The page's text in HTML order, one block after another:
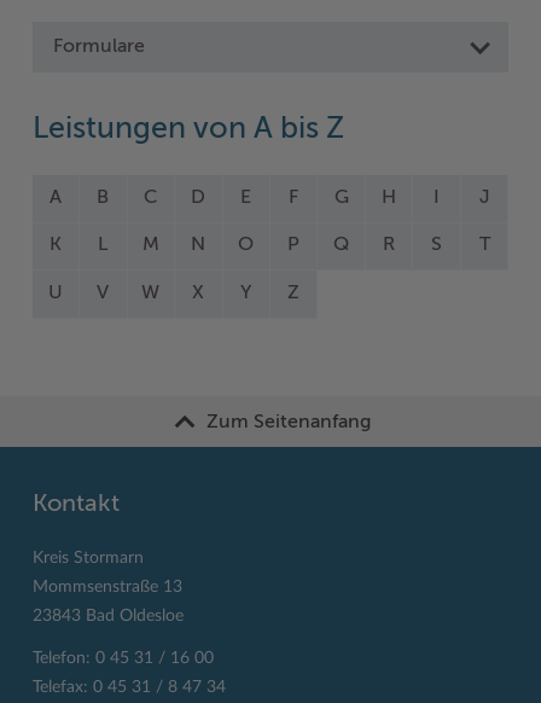
Formulare
Leistungen von A bis Z
A B C D E F G H J
K L M N O P Q R S T
U V W X Y Z
Zum Seitenanfang
Kontakt
Kreis Stormarn
Mommsenstraße 13
23843 Bad Oldesloe
Telefon: 0 45 31 / 16 00
Telefax: 0 45 31 / 8 47 34